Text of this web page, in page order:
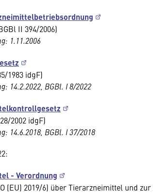
II 394/2006)
1.11.2006
1983 idgF)
14.2.2022, BGBl. I 8/2022
2002 idgF)
14.6.2018, BGBl. I 37/2018
- Verordnung
(EU) 2019/6) über Tierarzneimittel und